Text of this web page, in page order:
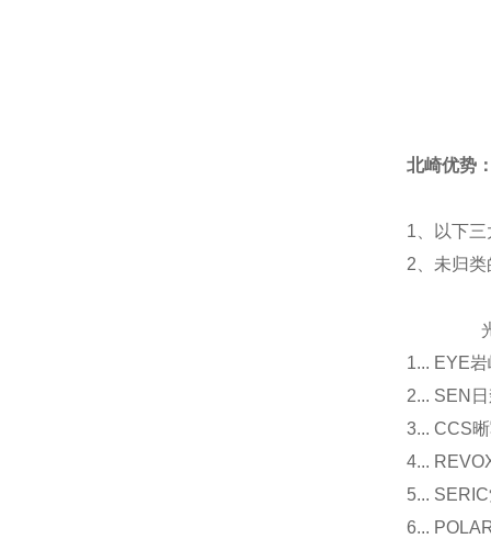
北崎优势
1、以下
2、未归
光源
1... EYE
2... SEN
3... CCS
4...
5...
6...